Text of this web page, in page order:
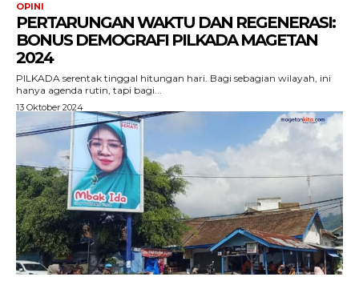
OPINI
PERTARUNGAN WAKTU DAN REGENERASI:
BONUS DEMOGRAFI PILKADA MAGETAN
2024
PILKADA serentak tinggal hitungan hari. Bagi sebagian wilayah, ini
hanya agenda rutin, tapi bagi...
13 Oktober 2024